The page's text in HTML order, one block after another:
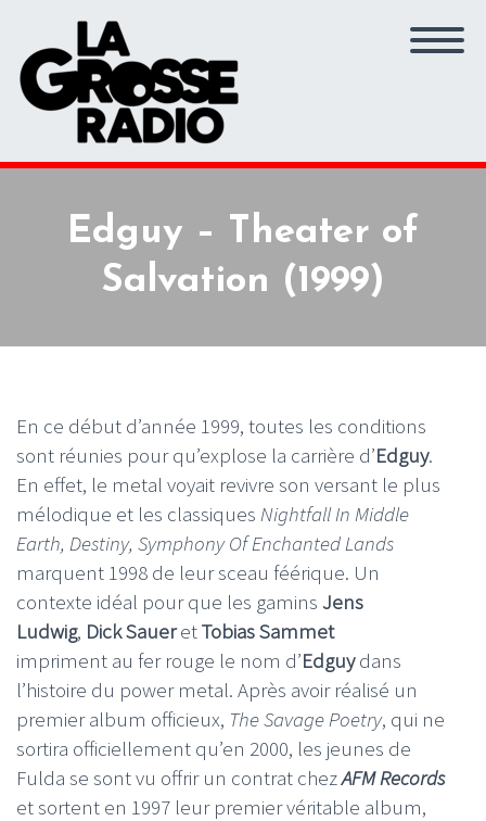
Edguy – Theater of
Salvation (1999)
En ce début d’année 1999, toutes les conditions
sont réunies pour qu’explose la carrière d’Edguy.
En effet, le metal voyait revivre son versant le plus
mélodique et les classiques Nightfall In Middle
Earth, Destiny, Symphony Of Enchanted Lands
marquent 1998 de leur sceau féérique. Un
contexte idéal pour que les gamins Jens
Ludwig, Dick SaueretTobias Sammet
impriment au fer rouge le nom d’Edguydans
l’histoire du power metal. Après avoir réalisé un
premier album officieux, The Savage Poetry, qui ne
sortira officiellement qu’en 2000, les jeunes de
Fulda se sont vu offrir un contrat chezAFM Records
et sortent en 1997 leur premier véritable album,